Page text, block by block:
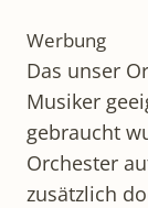
Werbung
Das unser
Musiker
gebraucht
Orchester
zusätzlich